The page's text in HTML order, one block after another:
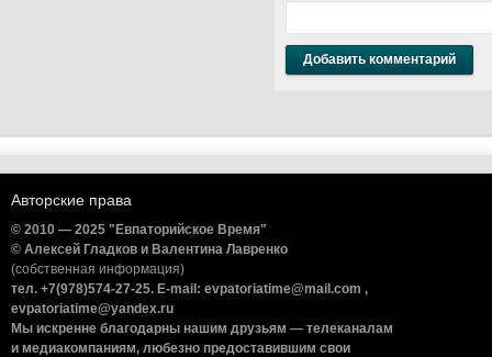
Авторские права
© 2010 — 2025 "Евпаторийское Время"
© Алексей Гладков и Валентина Лавренко
(собственная информация)
тел. +7(978)574-27-25. E-mail: evpatoriatime@mail.com ,
evpatoriatime@yandex.ru
Мы искренне благодарны нашим друзьям — телеканалам
и медиакомпаниям, любезно предоставившим свои